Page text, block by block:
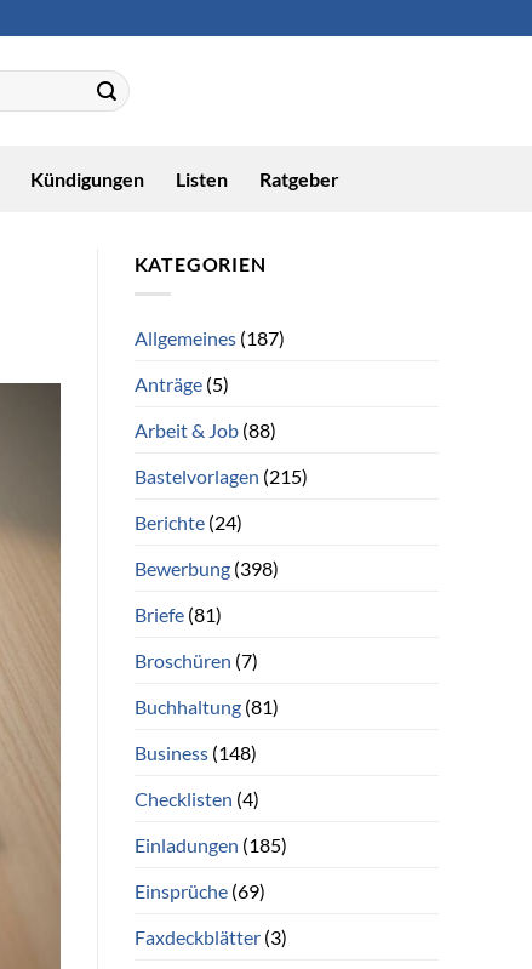
Kündigungen Listen Ratgeber
KATEGORIEN
Allgemeines(187)
Anträge(5)
Arbeit & Job(88)
Bastelvorlagen (215)
Berichte(24)
Bewerbung(398)
Briefe(81)
Broschüren (7)
Buchhaltung(81)
Business(148)
Checklisten (4)
Einladungen (185)
Einsprüche(69)
Faxdeckblätter(3)